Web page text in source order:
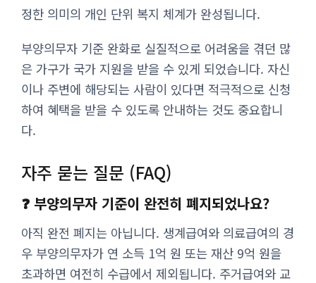
정한 의미의 개인 단위 복지 체계가 완성됩니다.
부양의무자 기준 완화로 실질적으로 어려움을 겪던 많
은 가구가 국가 지원을 받을 수 있게 되었습니다. 자신
이나 주변에 해당되는 사람이 있다면 적극적으로 신청
하여 혜택을 받을 수 있도록 안내하는 것도 중요합니
다.
자주 묻는 질문 (FAQ)
❓ 부양의무자 기준이 완전히 폐지되었나요?
아직 완전 폐지는 아닙니다. 생계급여와 의료급여의 경
우 부양의무자가 연 소득 1억 원 또는 재산 9억 원을
초과하면 여전히 수급에서 제외됩니다. 주거급여와 교